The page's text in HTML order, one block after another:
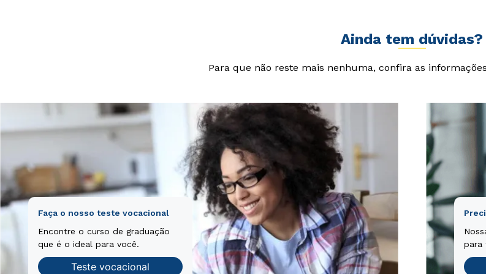
Ainda tem dúvidas?
Para que não reste mais nenhuma, confira as
Faça o nosso teste vocacional
Encontre o curso de graduação
que é o ideal para você.
Teste vocacional
para